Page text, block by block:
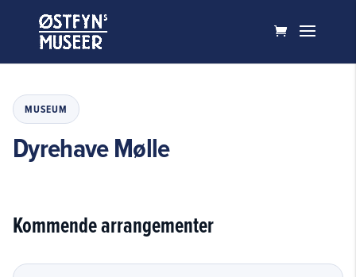
MUSEUM
Dyrehave Mølle
Kommende arrangementer